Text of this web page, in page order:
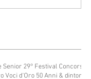
Senior 29° Festival Concorso
Voci d'Oro 50 Anni & dintorni